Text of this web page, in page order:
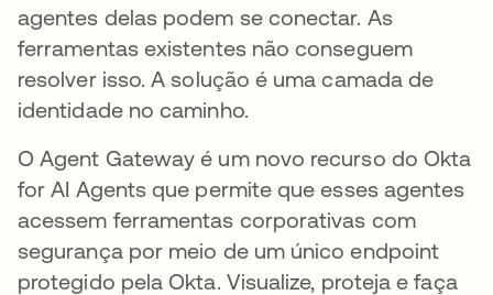
agentes delas podem se conectar. As
ferramentas existentes não conseguem
resolver isso. A solução é uma camada de
identidade no caminho.
O Agent Gateway é um novo recurso do Okta
for AI Agents que permite que esses agentes
acessem ferramentas corporativas com
segurança por meio de um único endpoint
protegido pela Okta. Visualize, proteja e faça